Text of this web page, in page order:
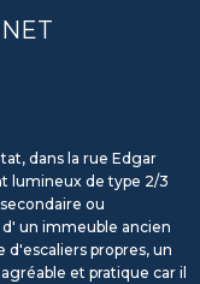
dans la rue Edgar
lumineux de type 2/3
ou
un immeuble ancien
d'escaliers propres, un
et pratique car il